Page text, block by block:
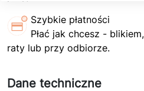
Szybkie płatności
Płać jak chcesz -
raty lub przy odbiorze.
Dane techniczne